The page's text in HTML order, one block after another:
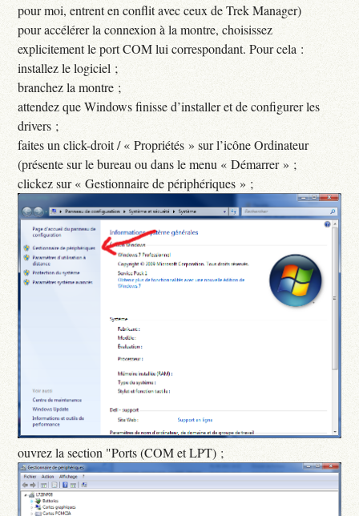
pour moi, entrent en conflit avec ceux de Trek Manager)
pour accélérer la connexion à la montre, choisissez
explicitement le port COM lui correspondant. Pour cela :
installez le logiciel ;
branchez la montre ;
attendez que Windows finisse d’installer et de configurer les
drivers ;
faites un click-droit / « Propriétés » sur l’icône Ordinateur
(présente sur le bureau ou dans le menu « Démarrer » ;
clickez sur « Gestionnaire de périphériques » ;
ouvrez la section "Ports (COM et LPT) ;